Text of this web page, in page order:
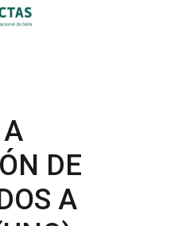
DE
A